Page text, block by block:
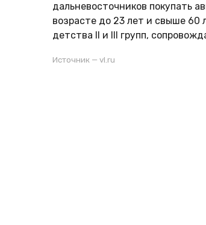
дальневосточников покупать
возрасте до 23 лет и свыше
детства II и III групп,
Источник — vl.ru